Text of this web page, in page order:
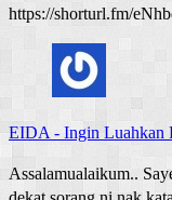
https://shorturl.fm/
EIDA - Ingin Luahkan
Assalamualaikum..